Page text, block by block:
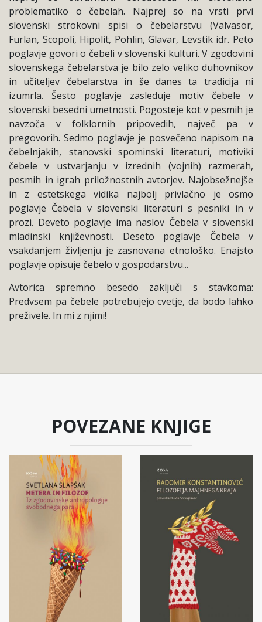
problematiko o čebelah. Najprej so na vrsti prvi
slovenski strokovni spisi o čebelarstvu (Valvasor,
Furlan, Scopoli, Hipolit, Pohlin, Glavar, Levstik idr. Peto
poglavje govori o čebeli v slovenski kulturi. V zgodovini
slovenskega čebelarstva je bilo zelo veliko duhovnikov
in učiteljev čebelarstva in še danes ta tradicija ni
izumrla. Šesto poglavje zasleduje motiv čebele v
slovenski besedni umetnosti. Pogosteje kot v pesmih je
navzoča v folklornih pripovedih, največ pa v
pregovorih. Sedmo poglavje je posvečeno napisom na
čebelnjakih, stanovski spominski literaturi, motiviki
čebele v ustvarjanju v izrednih (vojnih) razmerah,
pesmih in igrah priložnostnih avtorjev. Najobsežnejše
in z estetskega vidika najbolj privlačno je osmo
poglavje Čebela v slovenski literaturi s pesniki in v
prozi. Deveto poglavje ima naslov Čebela v slovenski
mladinski književnosti. Deseto poglavje Čebela v
vsakdanjem življenju je zasnovana etnološko. Enajsto
poglavje opisuje čebelo v gospodarstvu...
Avtorica spremno besedo zaključi s stavkoma:
Predvsem pa čebele potrebujejo cvetje, da bodo lahko
preživele. In mi z njimi!
POVEZANE KNJIGE